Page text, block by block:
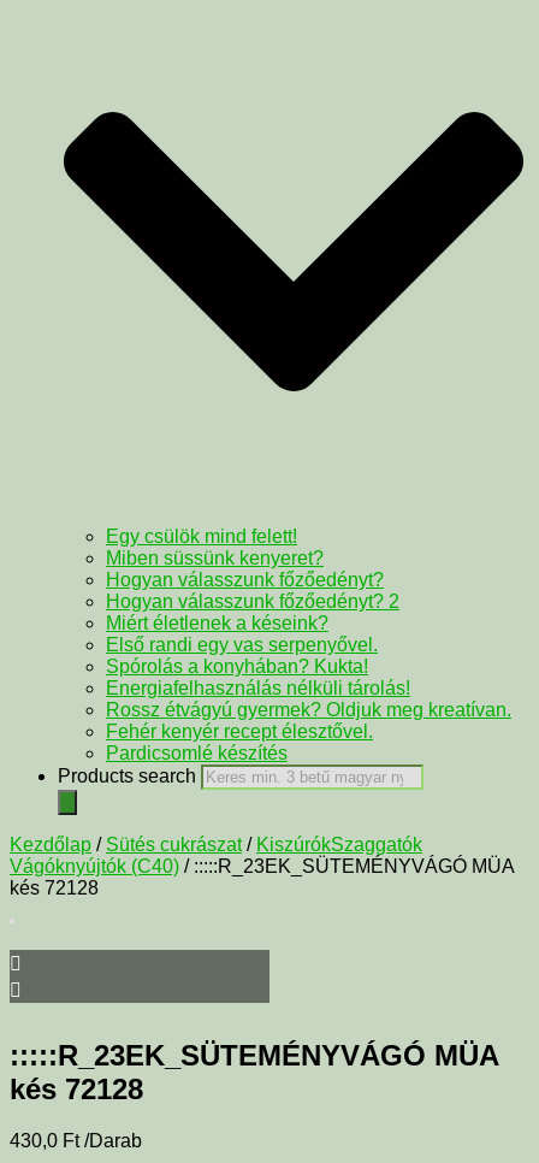
Egy csülök mind felett!
Miben süssünk kenyeret?
Hogyan válasszunk főzőedényt?
Hogyan válasszunk főzőedényt? 2
Miért életlenek a késeink?
Első randi egy vas serpenyővel.
Spórolás a konyhában? Kukta!
Energiafelhasználás nélküli tárolás!
Rossz étvágyú gyermek? Oldjuk meg kreatívan.
Fehér kenyér recept élesztővel.
Pardicsomlé készítés
Products search
Kezdőlap / Sütés cukrászat/ KiszúrókSzaggatók
Vágóknyújtók (C40) / :::::R_23EK_SÜTEMÉNYVÁGÓ MÜA
kés 72128
:::::R_23EK_SÜTEMÉNYVÁGÓ MÜA
kés 72128
430,0 Ft /Darab